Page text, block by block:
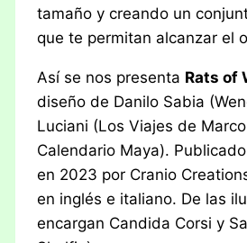
tamaño y creando un
que te permitan alcanzar el
Así se nos presenta Rats of
diseño de Danilo Sabia
Luciani (Los Viajes de Marco
Calendario Maya).
en 2023 por Cranio
en inglés e italiano. De las
encargan Candida Corsi y